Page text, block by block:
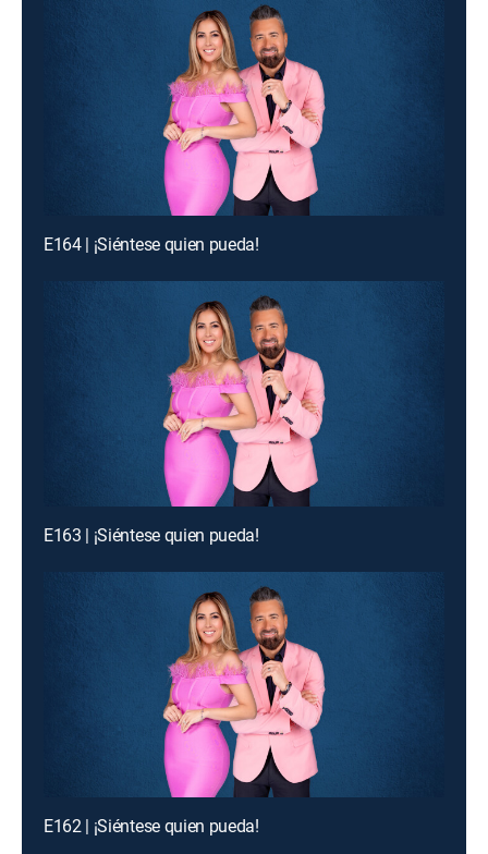
E164 | ¡Siéntese quien pueda!
E163 | ¡Siéntese quien pueda!
E162 | ¡Siéntese quien pueda!